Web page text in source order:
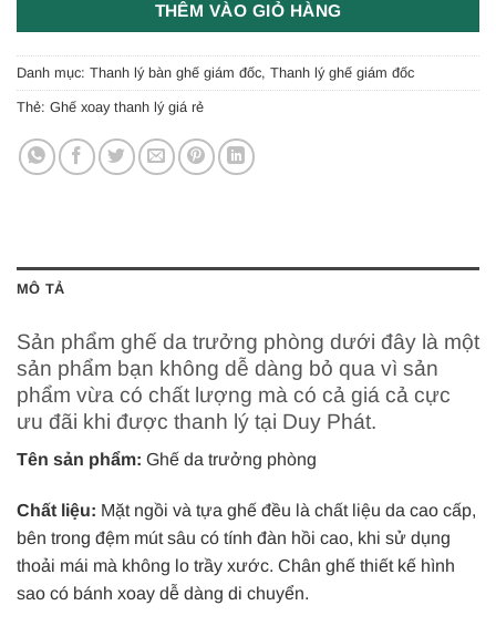
THÊM VÀO GIỎ HÀNG
Danh mục: Thanh lý bàn ghế giám đốc, Thanh lý ghế giám đốc
Thẻ: Ghế xoay thanh lý giá rẻ
MÔ TẢ
Sản phẩm ghế da trưởng phòng dưới đây là một
sản phẩm bạn không dễ dàng bỏ qua vì sản
phẩm vừa có chất lượng mà có cả giá cả cực
ưu đãi khi được thanh lý tại Duy Phát.
Tên sản phẩm: Ghế da trưởng phòng
Chất liệu: Mặt ngồi và tựa ghế đều là chất liệu da cao cấp,
bên trong đệm mút sâu có tính đàn hồi cao, khi sử dụng
thoải mái mà không lo trầy xước. Chân ghế thiết kế hình
sao có bánh xoay dễ dàng di chuyển.